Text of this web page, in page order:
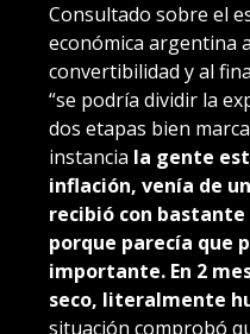
Consultado sobre el
económica argentina
convertibilidad y al
“se podría dividir la
dos etapas bien
instancia la gente
inflación, venía de
recibió con
porque parecía que
importante. En 2
seco, literalmente
situación comprobó